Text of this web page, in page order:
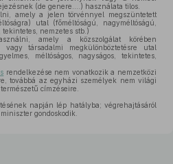
(de genere.…) használata tilos.
amely a jelen törvénnyel megszüntetett
utal (főméltóságú, nagyméltóságú,
tekintetes, nemzetes stb.)
amely a közszolgálat körében
társadalmi megkülönböztetésre utal
méltóságos, nagyságos, tekintetes,
rendelkezése nem vonatkozik a nemzetközi
továbbá az egyházi személyek nem világi
címzéseire.
napján lép hatályba; végrehajtásáról
gondoskodik.